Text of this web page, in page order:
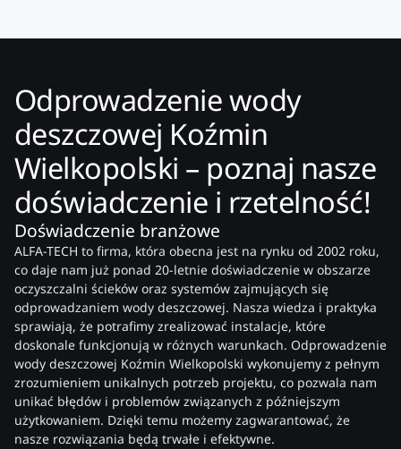
Odprowadzenie wody
deszczowej Koźmin
Wielkopolski – poznaj nasze
doświadczenie i rzetelność!
Doświadczenie branżowe
ALFA-TECH to firma, która obecna jest na rynku od 2002 roku,
co daje nam już ponad 20-letnie doświadczenie w obszarze
oczyszczalni ścieków oraz systemów zajmujących się
odprowadzaniem wody deszczowej. Nasza wiedza i praktyka
sprawiają, że potrafimy zrealizować instalacje, które
doskonale funkcjonują w różnych warunkach. Odprowadzenie
wody deszczowej Koźmin Wielkopolski wykonujemy z pełnym
zrozumieniem unikalnych potrzeb projektu, co pozwala nam
unikać błędów i problemów związanych z późniejszym
użytkowaniem. Dzięki temu możemy zagwarantować, że
nasze rozwiązania będą trwałe i efektywne.